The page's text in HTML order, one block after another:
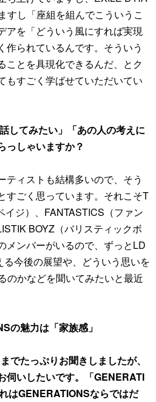
すし「座組を組んでこういうこ
アを「どういう風にすれば実現
作られているんです。そういう
ことを具現化できるんだ、とク
もすごく学ばせていただいてい
してみたい」「あの人の考えに
っしゃいますか？
ティストも結構多いので、そう
すごく思っています。それこそT
イジ）、FANTASTICS（ファン
BOYZ（バリスティックボ
メンバーがいるので、ずっとLD
今後の展望や、どういう思いを
のかなどを聞いてみたいと最近
の魅力は「家族感」
たっぷりお聞きしましたが、
伺いしたいです。「GENERATI
はGENERATIONSならではだ